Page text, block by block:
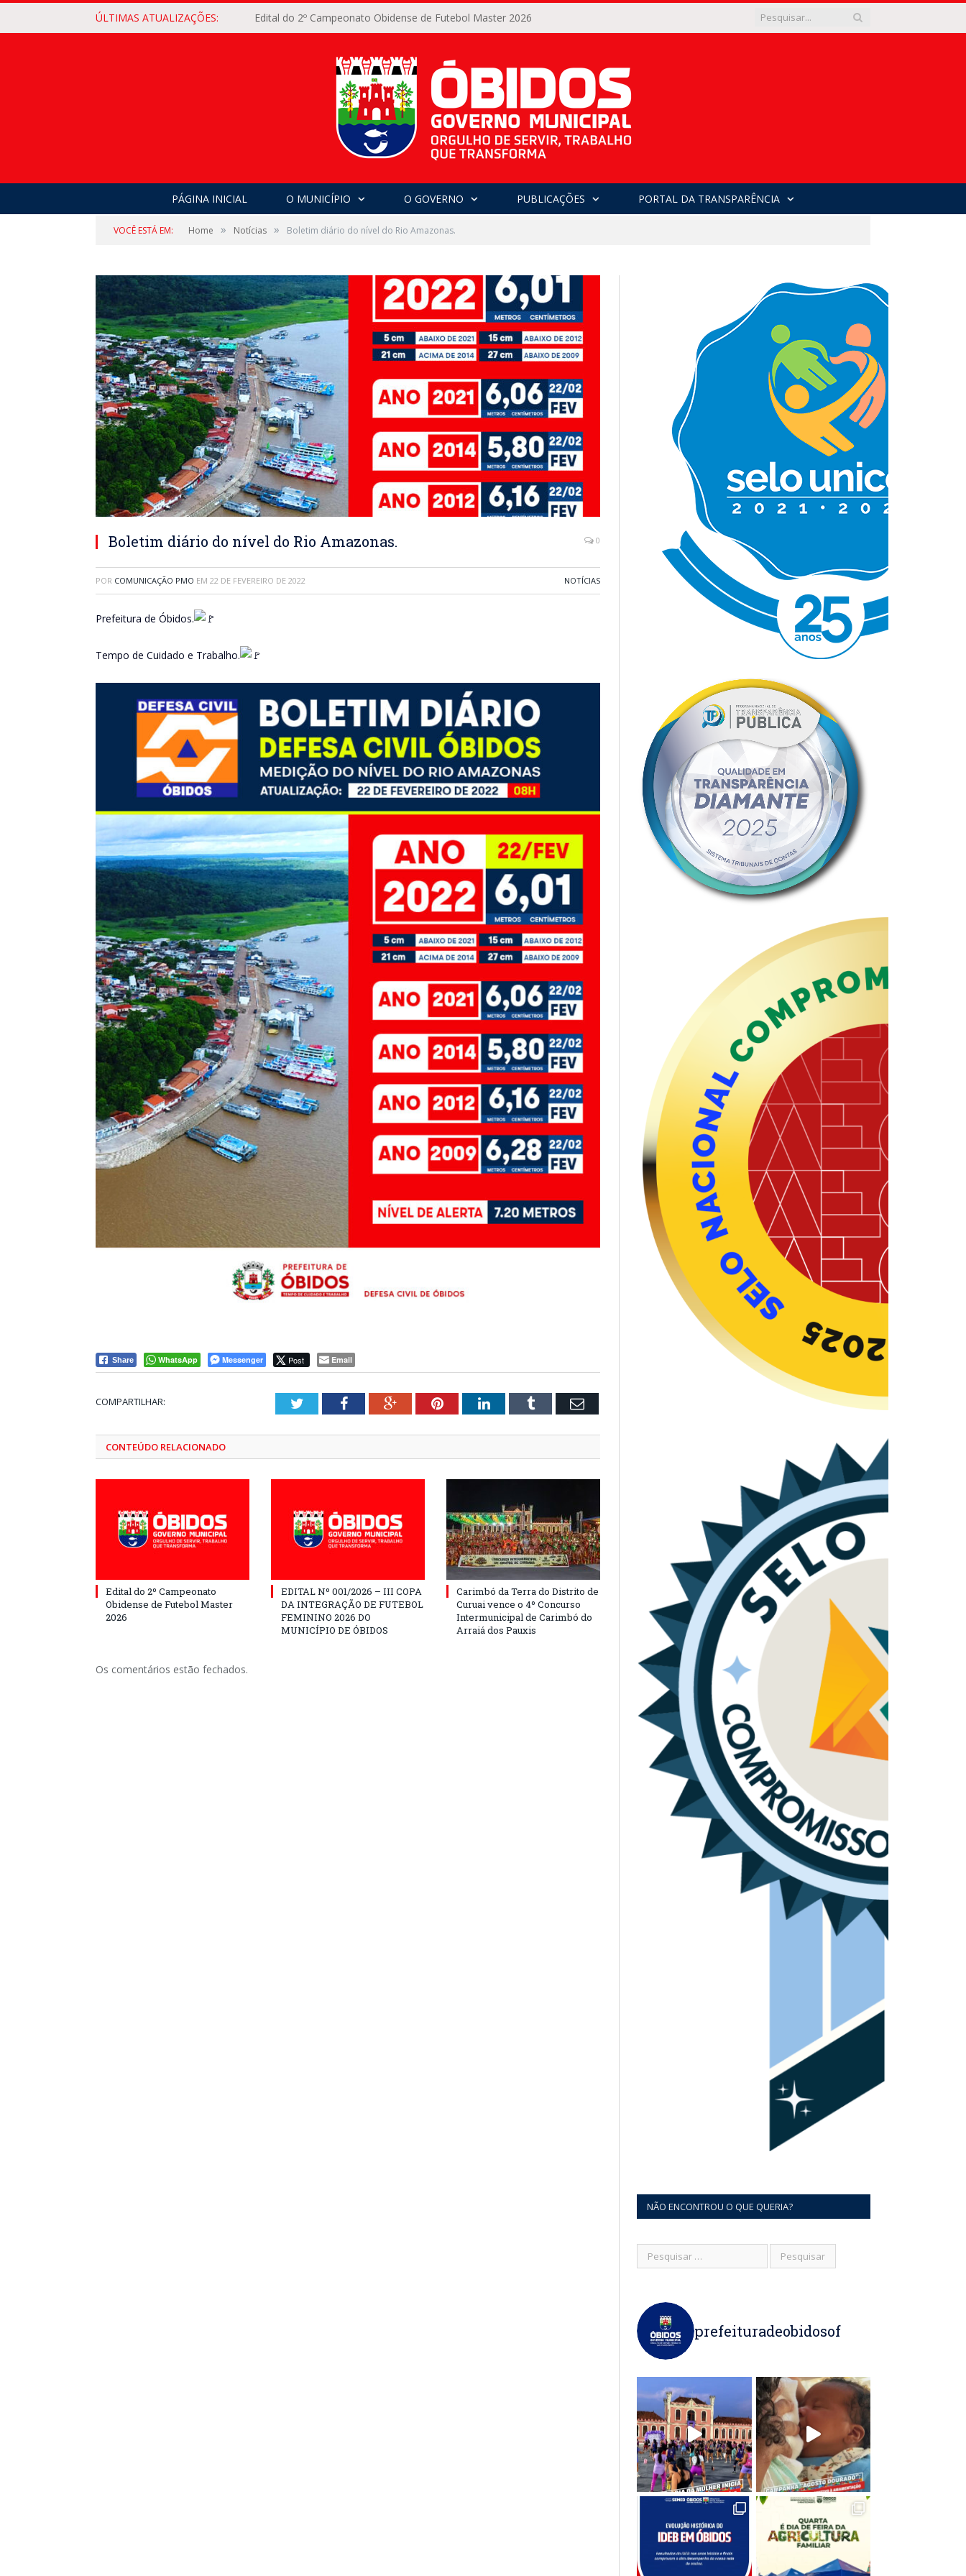
ÚLTIMAS ATUALIZAÇÕES: Edital do 2º Campeonato Obidense de Futebol Master 2026
PÁGINA INICIAL O MUNICÍPIO O GOVERNO PUBLICAÇÕES PORTAL DA TRANSPARÊNCIA
VOCÊ ESTÁ EM: Home » Notícias » Boletim diário do nível do Rio Amazonas.
Boletim diário do nível do Rio Amazonas. 0
POR COMUNICAÇÃO PMO EM 22 DE FEVEREIRO DE 2022 NOTÍCIAS
Prefeitura de Óbidos.
Tempo de Cuidado e Trabalho.
Share WhatsApp Messenger Post Email
COMPARTILHAR: TwitterFacebookGoogle+PinterestLinkedInTumblr Email
CONTEÚDO RELACIONADO
Edital do 2º Campeonato
Obidense de Futebol Master
2026
EDITAL Nº 001/2026 – III COPA
DA INTEGRAÇÃO DE FUTEBOL
FEMININO 2026 DO
MUNICÍPIO DE ÓBIDOS
Carimbó da Terra do Distrito de
Curuai vence o 4º Concurso
Intermunicipal de Carimbó do
Arraiá dos Pauxis
Os comentários estão fechados.
NÃO ENCONTROU O QUE QUERIA?
prefeituradeobidosof